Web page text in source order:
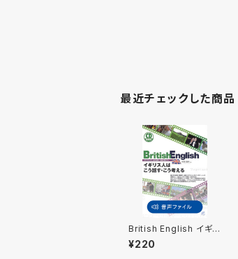
最近チェックした商品
British English イギリ
ス人はこう話す・こう考
える 付属音声
¥220